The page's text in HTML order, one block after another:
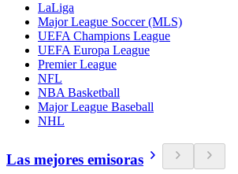
LaLiga
Major League Soccer (MLS)
UEFA Champions League
UEFA Europa League
Premier League
NFL
NBA Basketball
Major League Baseball
NHL
Las mejores emisoras